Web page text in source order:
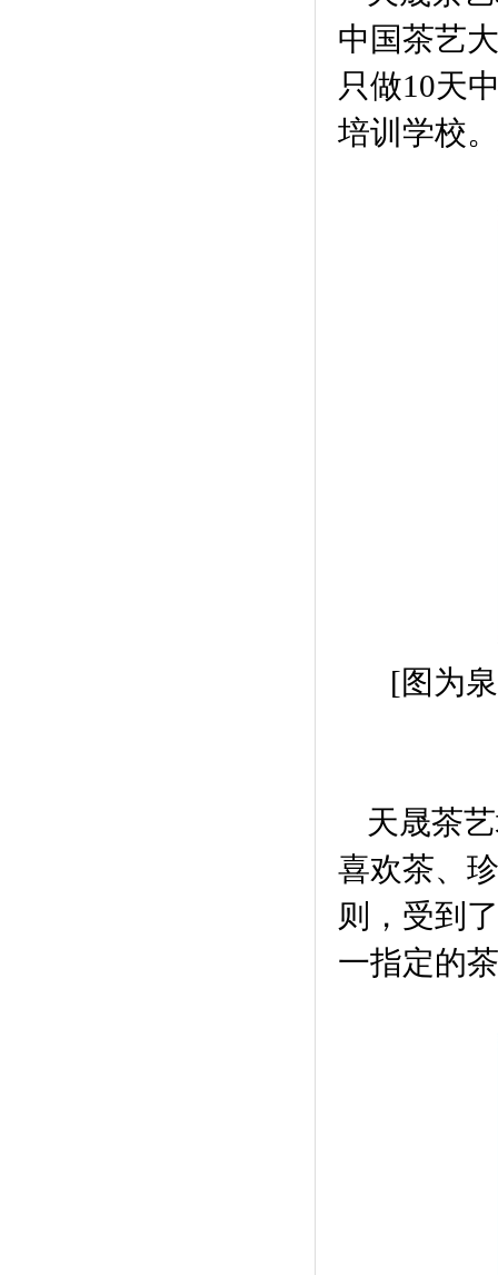
中国茶艺
只做10天
培训学校。
[图为
天晟茶
喜欢茶、
则，受到
一指定的